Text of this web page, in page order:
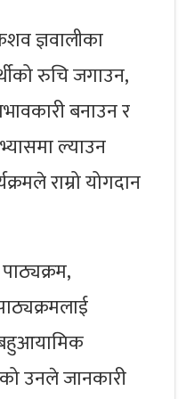
ज्ञवालीका
रुचि जगाउन,
बनाउन र
ल्याउन
राम्रो योगदान
बहुआयामिक
उनले जानकारी